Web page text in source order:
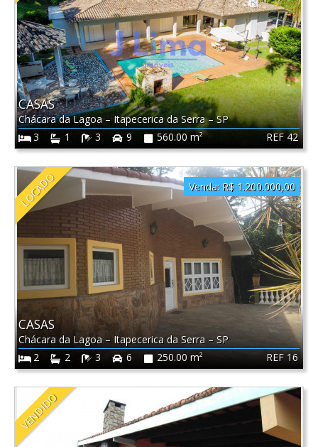
REF 42
CASAS
Chácara da Lagoa –Itapecerica da Serra–SP
3
1 3 9 560.00 m²
LOCADO
REF 16
CASAS
Chácara da Lagoa – Itapecerica da Serra – SP
2
2 3 6 250.00 m²
Venda: R$ 1.200.000,00
VENDIDO